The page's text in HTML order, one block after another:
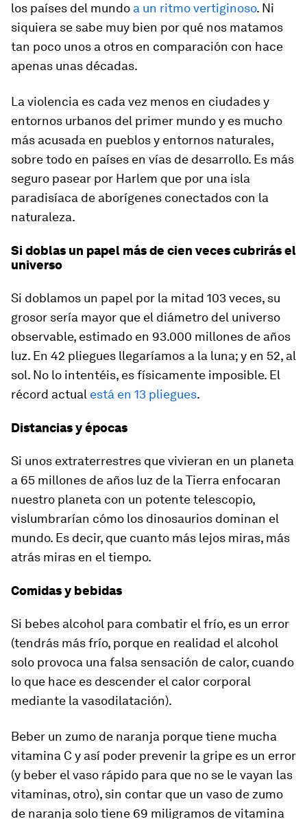
los países del mundo a un ritmo vertiginoso. Ni
siquiera se sabe muy bien por qué nos matamos
tan poco unos a otros en comparación con hace
apenas unas décadas.
La violencia es cada vez menos en ciudades y
entornos urbanos del primer mundo y es mucho
más acusada en pueblos y entornos naturales,
sobre todo en países en vías de desarrollo. Es más
seguro pasear por Harlem que por una isla
paradisíaca de aborígenes conectados con la
naturaleza.
Si doblas un papel más de cien veces cubrirás el
universo
Si doblamos un papel por la mitad 103 veces, su
grosor sería mayor que el diámetro del universo
observable, estimado en 93.000 millones de años
luz. En 42 pliegues llegaríamos a la luna; y en 52, al
sol. No lo intentéis, es físicamente imposible. El
récord actual está en 13 pliegues.
Distancias y épocas
Si unos extraterrestres que vivieran en un planeta
a 65 millones de años luz de la Tierra enfocaran
nuestro planeta con un potente telescopio,
vislumbrarían cómo los dinosaurios dominan el
mundo. Es decir, que cuanto más lejos miras, más
atrás miras en el tiempo.
Comidas y bebidas
Si bebes alcohol para combatir el frío, es un error
(tendrás más frío, porque en realidad el alcohol
solo provoca una falsa sensación de calor, cuando
lo que hace es descender el calor corporal
mediante la vasodilatación).
Beber un zumo de naranja porque tiene mucha
vitamina C y así poder prevenir la gripe es un error
(y beber el vaso rápido para que no se le vayan las
vitaminas, otro), sin contar que un vaso de zumo
de naranja solo tiene 69 miligramos de vitamina